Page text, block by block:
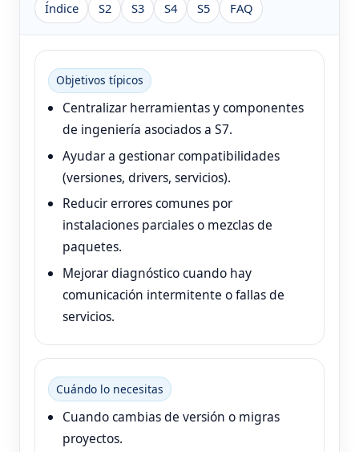
Índice S2 S3 S4 S5 FAQ
Objetivos típicos
Centralizar herramientas y componentes
de ingeniería asociados a S7.
Ayudar a gestionar compatibilidades
(versiones, drivers, servicios).
Reducir errores comunes por
instalaciones parciales o mezclas de
paquetes.
Mejorar diagnóstico cuando hay
comunicación intermitente o fallas de
servicios.
Cuándo lo necesitas
Cuando cambias de versión o migras
proyectos.